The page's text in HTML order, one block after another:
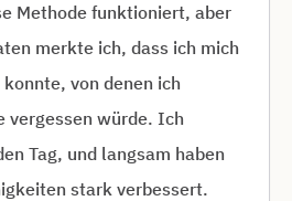
Methode funktioniert, aber
merkte ich, dass ich mich
von denen ich
vergessen würde. Ich
Tag, und langsam haben
stark verbessert.